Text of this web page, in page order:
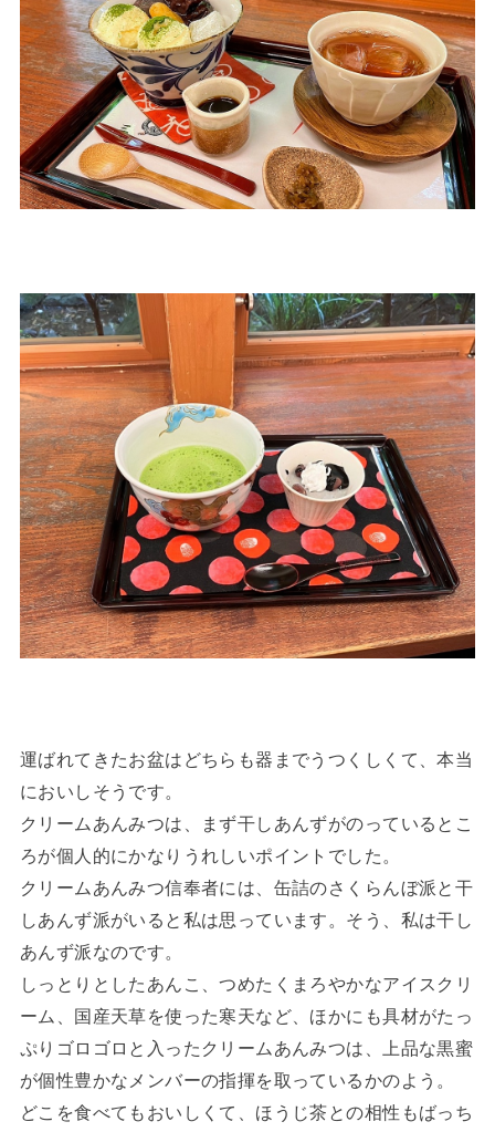
運ばれてきたお盆はどちらも器までうつくしくて、本当
においしそうです。
クリームあんみつは、まず干しあんずがのっているとこ
ろが個人的にかなりうれしいポイントでした。
クリームあんみつ信奉者には、缶詰のさくらんぼ派と干
しあんず派がいると私は思っています。そう、私は干し
あんず派なのです。
しっとりとしたあんこ、つめたくまろやかなアイスクリ
ーム、国産天草を使った寒天など、ほかにも具材がたっ
ぷりゴロゴロと入ったクリームあんみつは、上品な黒蜜
が個性豊かなメンバーの指揮を取っているかのよう。
どこを食べてもおいしくて、ほうじ茶との相性もばっち